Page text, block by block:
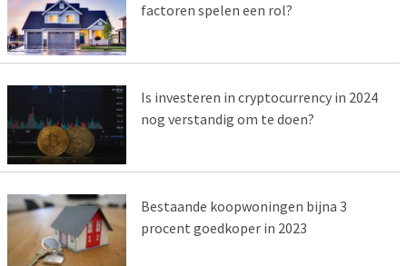
factoren spelen een rol?
Is investeren in cryptocurrency in 2024
nog verstandig om te doen?
Bestaande koopwoningen bijna 3
procent goedkoper in 2023